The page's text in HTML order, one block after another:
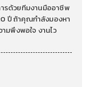
ด้วยทีมงานมืออาชีพ
ปี ถ้าคุณกำลังมองหา
มพึงพอใจ งานไว